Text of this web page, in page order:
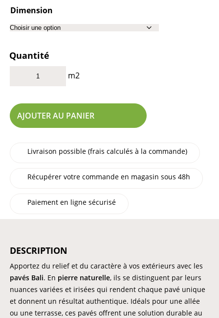
Dimension
Quantité
m2
AJOUTER AU PANIER
Livraison possible (frais calculés à la commande)
Récupérer votre commande en magasin sous 48h
Paiement en ligne sécurisé
DESCRIPTION
Apportez du relief et du caractère à vos extérieurs avec les
pavés Bali. En pierre naturelle, ils se distinguent par leurs
nuances variées et irisées qui rendent chaque pavé unique
et donnent un résultat authentique. Idéals pour une allée
ou une terrasse, ces pavés offrent une solution durable au